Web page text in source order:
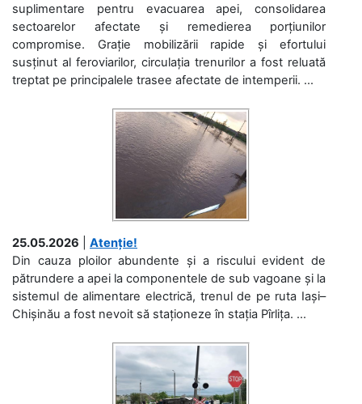
suplimentare pentru evacuarea apei, consolidarea
sectoarelor afectate și remedierea porțiunilor
compromise. Grație mobilizării rapide și efortului
susținut al feroviarilor, circulația trenurilor a fost reluată
treptat pe principalele trasee afectate de intemperii. ...
25.05.2026
Atenție!
Din cauza ploilor abundente și a riscului evident de
pătrundere a apei la componentele de sub vagoane și la
sistemul de alimentare electrică, trenul de pe ruta Iași–
Chișinău a fost nevoit să staționeze în stația Pîrlița. ...